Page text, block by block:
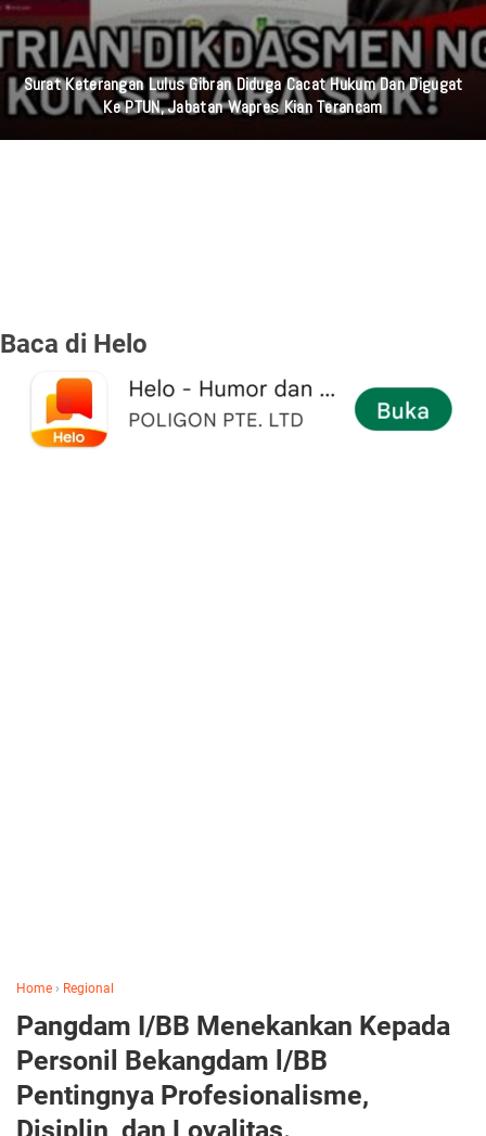
Surat Keterangan Lulus Gibran Diduga Cacat Hukum Dan Digugat
Ke PTUN, Jabatan Wapres Kian Terancam
Baca di Helo
Home › Regional
Pangdam I/BB Menekankan Kepada
Personil Bekangdam l/BB
Pentingnya Profesionalisme,